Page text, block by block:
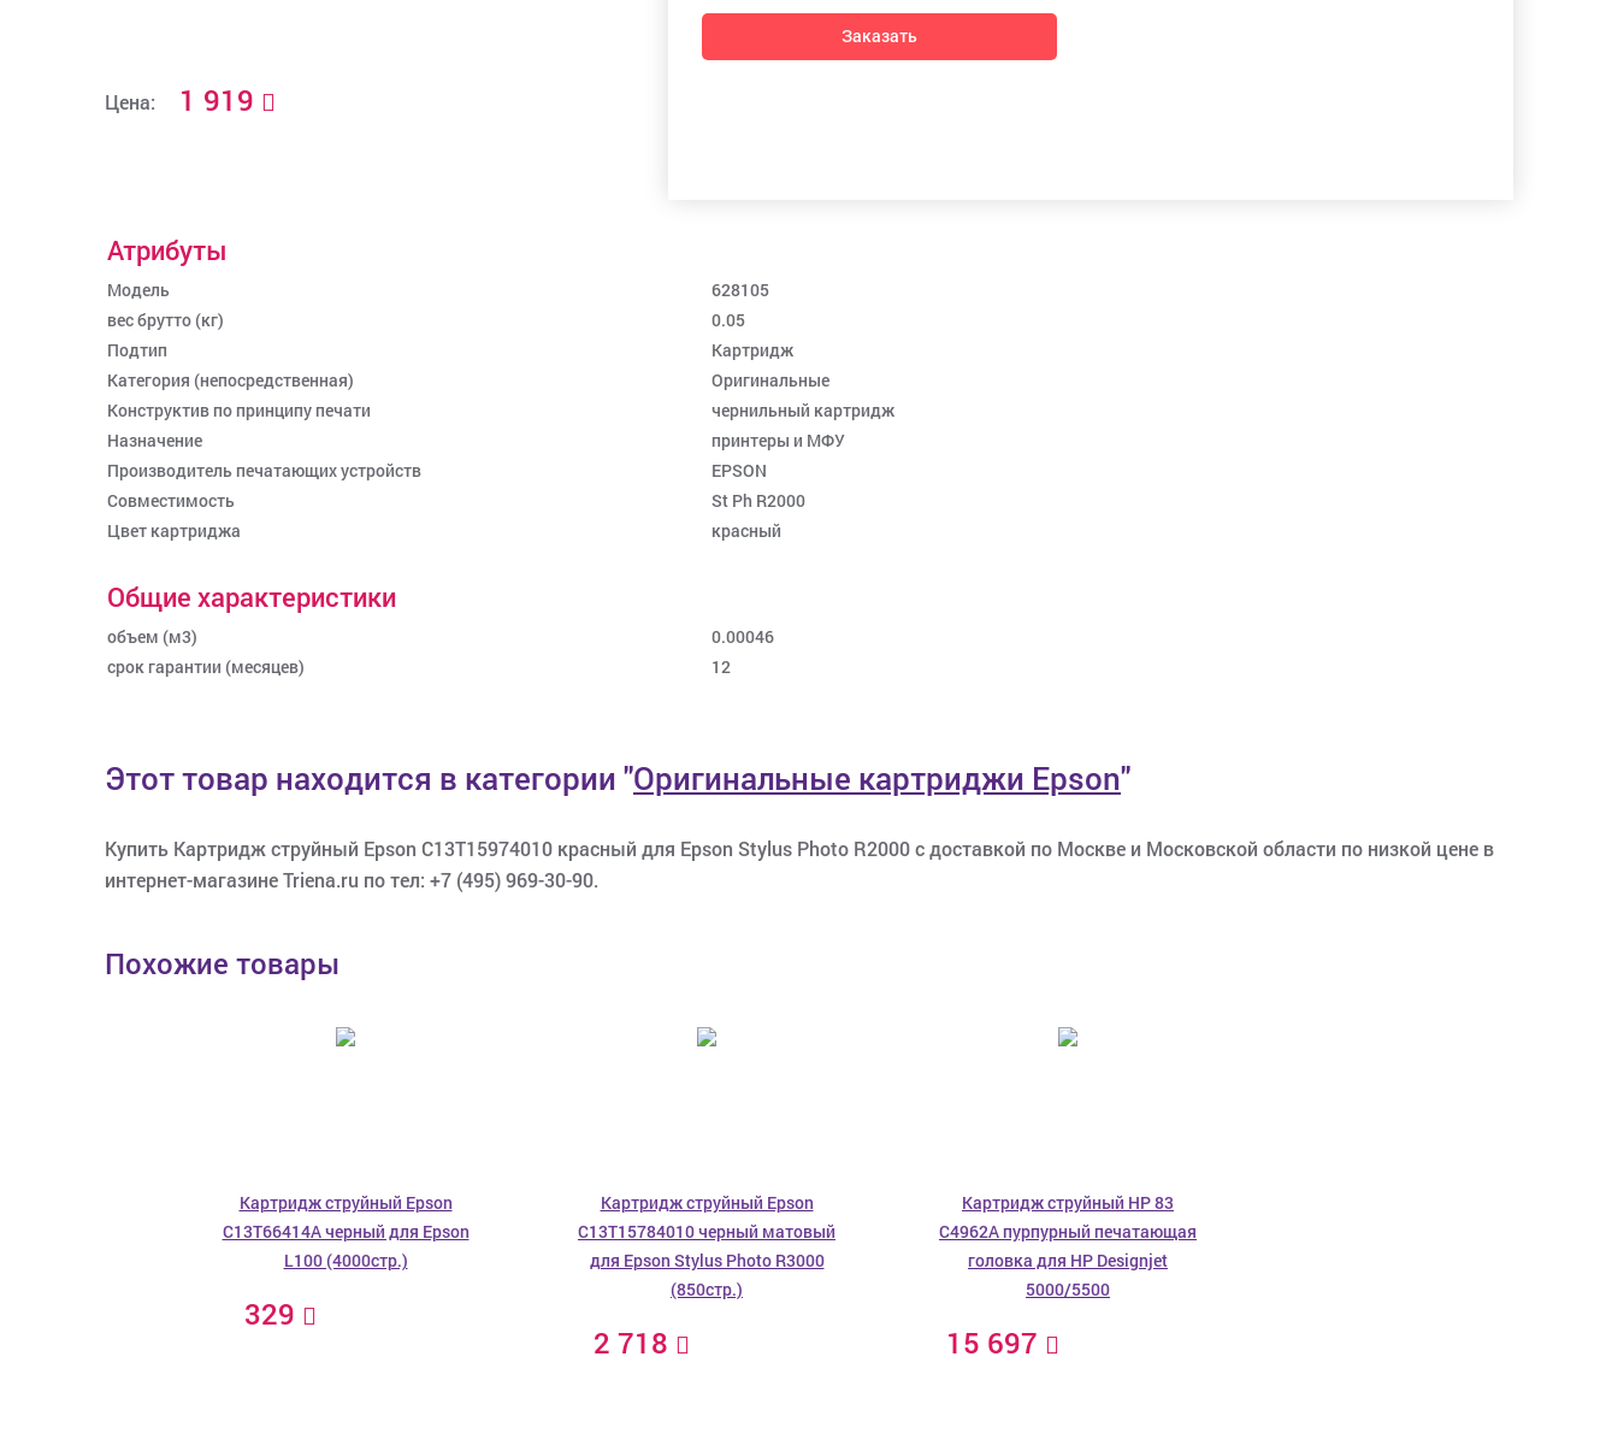
Цена: 1 919
Заказать
Атрибуты
Модель
628105
вес брутто (кг)
0.05
Подтип
Картридж
Категория (непосредственная)
Оригинальные
Конструктив по принципу печати
чернильный картридж
Назначение
принтеры и МФУ
Производитель печатающих устройств
EPSON
Совместимость
St Ph R2000
Цвет картриджа
красный
Общие характеристики
объем (м3)
0.00046
срок гарантии (месяцев)
12
Этот товар находится в категории "Оригинальные картриджи Epson"
Купить Картридж струйный Epson C13T15974010 красный для Epson Stylus Photo R2000 с доставкой по Москве и Московской области по низкой цене в
интернет-магазине Triena.ru по тел: +7 (495) 969-30-90.
Похожие товары
Картридж струйный Epson
C13T66414A черный для Epson
L100 (4000стр.)
329
Картридж струйный Epson
C13T15784010 черный матовый
для Epson Stylus Photo R3000
(850стр.)
2 718
Картридж струйный HP 83
C4962A пурпурный печатающая
головка для HP Designjet
5000/5500
15 697